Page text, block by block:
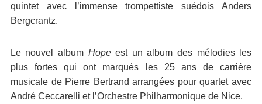
quintet avec l’immense trompettiste suédois Anders
Bergcrantz.
Le nouvel album Hopeest un album des mélodies les
plus fortes qui ont marqués les 25 ans de carrière
musicale de Pierre Bertrand arrangées pour quartet avec
André Ceccarelli et l’Orchestre Philharmonique de Nice.